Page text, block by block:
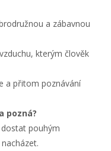
a zábavnou
kterým člověk
a přitom poznávání
pozná?
pouhým